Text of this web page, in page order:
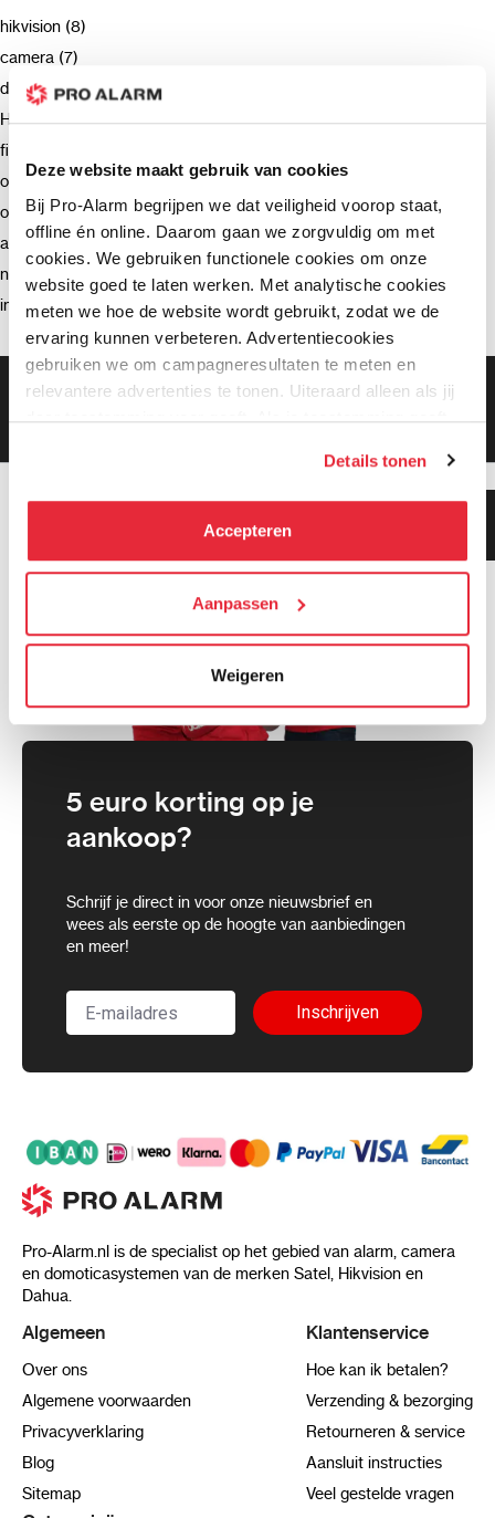
Deze website maakt gebruik van cookies
Bij Pro-Alarm begrijpen we dat veiligheid voorop staat,
offline én online. Daarom gaan we zorgvuldig om met
cookies. We gebruiken functionele cookies om onze
website goed te laten werken. Met analytische cookies
meten we hoe de website wordt gebruikt, zodat we de
ervaring kunnen verbeteren. Advertentiecookies
gebruiken we om campagneresultaten te meten en
relevantere advertenties te tonen. Uiteraard alleen als jij
daar toestemming voor geeft. Als je toestemming geeft,
kunnen deze gegevens combineren met informatie die zij
hebben verzameld via het gebruik van hun diensten. Je
kunt alle cookies accepteren, alleen noodzakelijke
We werken samen met21 derden
die uw gegevens
kunnen ontvangen en verwerken.
Details tonen
Accepteren
Aanpassen
Weigeren
hikvision (8)
camera (7)
deurbel (4)
Hikvision (3)
firmware (3)
ondersteuning (2)
opnemen (2)
advies (2)
netwerkrecorder (2)
intercom (2)
Gratis bezorging vanaf €99,-
5 euro korting op je
aankoop?
Schrijf je direct in voor onze nieuwsbrief en
wees als eerste op de hoogte van aanbiedingen
en meer!
Inschrijven
Pro-Alarm.nl is de specialist op het gebied van alarm, camera
en domoticasystemen van de merken Satel, Hikvision en
Dahua.
gemiddeld!
Algemeen
Over ons
Algemene voorwaarden
Privacyverklaring
Blog
Sitemap
Klantenservice
Hoe kan ik betalen?
Verzending & bezorging
Retourneren & service
Aansluit instructies
Veel gestelde vragen